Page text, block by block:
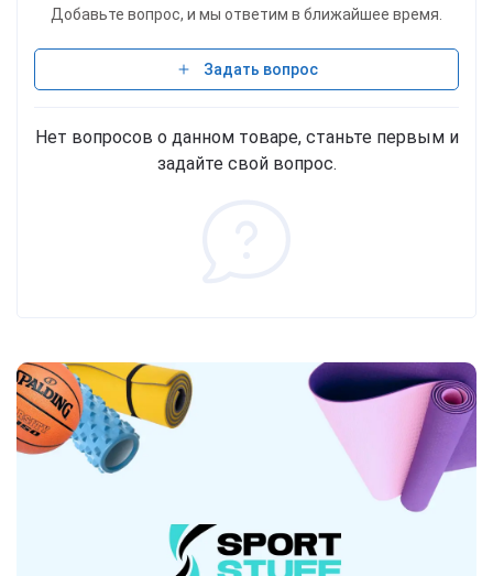
Добавьте вопрос, и мы ответим в ближайшее время.
Задать вопрос
Нет вопросов о данном товаре, станьте первым и
задайте свой вопрос.